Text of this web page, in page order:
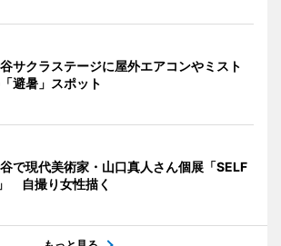
サクラステージに屋外エアコンやミスト
避暑」スポット
で現代美術家・山口真人さん個展「SELF
自撮り女性描く